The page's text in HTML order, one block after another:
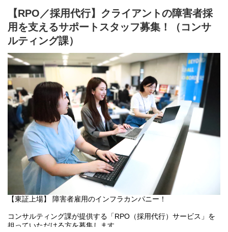
守ります。
さらに、私たちの活動は教室の中だけにとどまりません。一般企
業への訪問や職場見学、職業体験会なども定期的に実施していま
す。
教科書では学べないリアルな経験を通して、お子様自身が「やり
たいことを選択する力」や「挑戦する力」「生きていくための
力」を学べるようサポートしています。
目指すのは「誰もが挑戦できる社会」。 子どもたちが将来、自分
らしく自立して生きていけるように。
決まりきったマニュアルではなく、あなたの手で、子どもたちの
背中を押す「きっかけ」を創ってください。
■業務内容
SST（ソーシャルスキルトレーニング）や運動、職業体験や外出
イベントを通じて、子どもたちの「自立（自分で出来ることを増
やせるように）」をサポートしています。
マニュアル通りに教えるのではなく、子ども一人ひとりの「好
き」や「得意」を見つけ、一緒に楽しみながら成長を支えてくだ
さい。
◇具体例
・定員10名前後のお子様を、チームで見守ります。
「指示する・させる」関係ではありません。宿題を一緒に考えた
【RPO／採用代行】クライアントの障害者採
用を支えるサポートスタッフ募集！（コンサ
ルティング課）
【東証上場】 障害者雇用のインフラカンパニー！
コンサルティング課が提供する「RPO（採用代行）サービス」を
担っていただける方を募集します。